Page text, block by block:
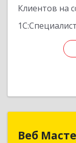
Клиентов на
1С:Специалист
Веб